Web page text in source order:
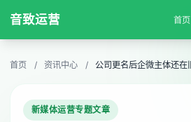
音致运营 首页
首页 / 资讯中心 /
新媒体运营专题文章